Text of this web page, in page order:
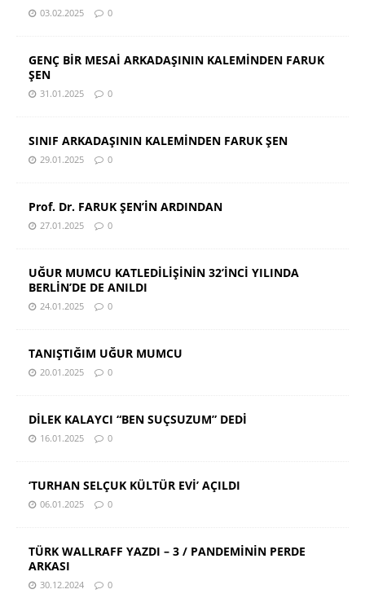
03.02.2025 0
GENÇ BİR MESAİ ARKADAŞININ KALEMİNDEN FARUK
ŞEN
31.01.2025 0
SINIF ARKADAŞININ KALEMİNDEN FARUK ŞEN
29.01.2025 0
Prof. Dr. FARUK ŞEN’İN ARDINDAN
27.01.2025 0
UĞUR MUMCU KATLEDİLİŞİNİN 32’İNCİ YILINDA
BERLİN’DE DE ANILDI
24.01.2025 0
TANIŞTIĞIM UĞUR MUMCU
20.01.2025 0
DİLEK KALAYCI “BEN SUÇSUZUM” DEDİ
16.01.2025 0
‘TURHAN SELÇUK KÜLTÜR EVİ’ AÇILDI
06.01.2025 0
TÜRK WALLRAFF YAZDI – 3 / PANDEMİNİN PERDE
ARKASI
30.12.2024 0